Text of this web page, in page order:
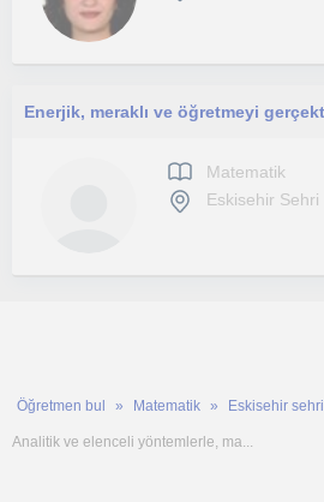
Matematik
Eskisehir Sehri
Öğretmen bul Matematik Eskisehir sehri
Analitik ve elenceli yöntemlerle, ma...